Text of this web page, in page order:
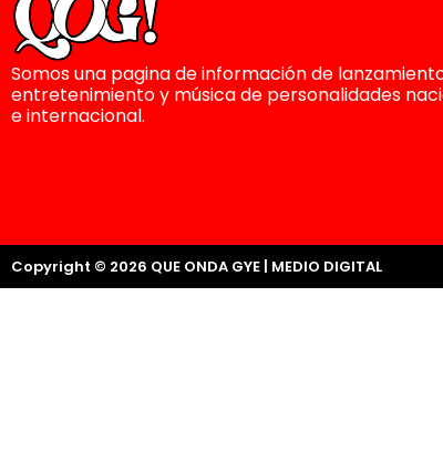
Somos una pagina de información de
entretenimiento y música de personalidades
e internacional.
Copyright © 2026 QUE ONDA GYE | MEDIO DIGITAL